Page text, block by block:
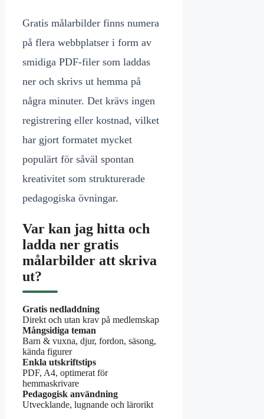
Gratis målarbilder finns numera
på flera webbplatser i form av
smidiga PDF-filer som laddas
ner och skrivs ut hemma på
några minuter. Det krävs ingen
registrering eller kostnad, vilket
har gjort formatet mycket
populärt för såväl spontan
kreativitet som strukturerade
pedagogiska övningar.
Var kan jag hitta och
ladda ner gratis
målarbilder att skriva
ut?
Gratis nedladdning
Direkt och utan krav på medlemskap
Mångsidiga teman
Barn & vuxna, djur, fordon, säsong,
kända figurer
Enkla utskriftstips
PDF, A4, optimerat för
hemmaskrivare
Pedagogisk användning
Utvecklande, lugnande och lärorikt